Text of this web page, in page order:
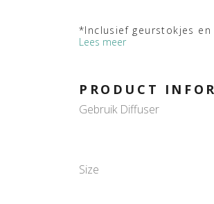
*Inclusief geurstokjes en
Lees meer
PRODUCT
Gebruik Diffuser
Size